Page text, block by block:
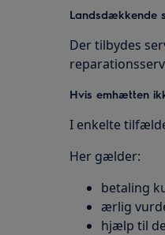
Landsdækkende
Der tilbydes
Hvis emhætten
I enkelte
Her gælder:
betaling
ærlig
hjælp til